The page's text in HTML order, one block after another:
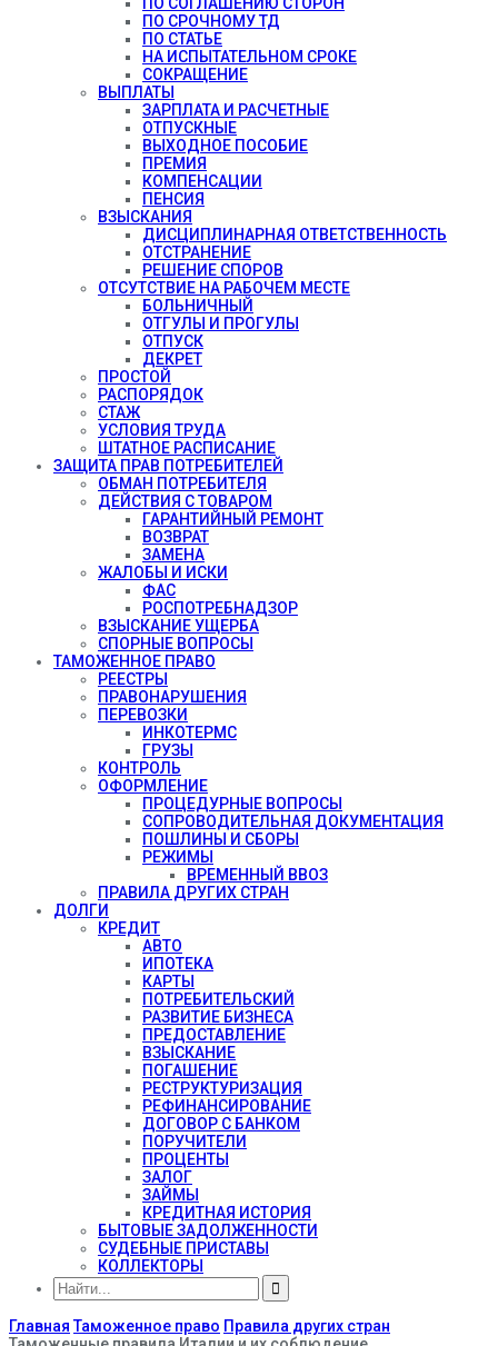
ПО СРОЧНОМУ ТД
ПО СТАТЬЕ
НА ИСПЫТАТЕЛЬНОМ СРОКЕ
СОКРАЩЕНИЕ
ВЫПЛАТЫ
ЗАРПЛАТА И РАСЧЕТНЫЕ
ОТПУСКНЫЕ
ВЫХОДНОЕ ПОСОБИЕ
ПРЕМИЯ
КОМПЕНСАЦИИ
ПЕНСИЯ
ВЗЫСКАНИЯ
ДИСЦИПЛИНАРНАЯ ОТВЕТСТВЕННОСТЬ
ОТСТРАНЕНИЕ
РЕШЕНИЕ СПОРОВ
ОТСУТСТВИЕ НА РАБОЧЕМ МЕСТЕ
БОЛЬНИЧНЫЙ
ОТГУЛЫ И ПРОГУЛЫ
ОТПУСК
ДЕКРЕТ
ПРОСТОЙ
РАСПОРЯДОК
СТАЖ
УСЛОВИЯ ТРУДА
ШТАТНОЕ РАСПИСАНИЕ
ЗАЩИТА ПРАВ ПОТРЕБИТЕЛЕЙ
ОБМАН ПОТРЕБИТЕЛЯ
ДЕЙСТВИЯ С ТОВАРОМ
ГАРАНТИЙНЫЙ РЕМОНТ
ВОЗВРАТ
ЗАМЕНА
ЖАЛОБЫ И ИСКИ
ФАС
РОСПОТРЕБНАДЗОР
ВЗЫСКАНИЕ УЩЕРБА
СПОРНЫЕ ВОПРОСЫ
ТАМОЖЕННОЕ ПРАВО
РЕЕСТРЫ
ПРАВОНАРУШЕНИЯ
ПЕРЕВОЗКИ
ИНКОТЕРМС
ГРУЗЫ
КОНТРОЛЬ
ОФОРМЛЕНИЕ
ПРОЦЕДУРНЫЕ ВОПРОСЫ
СОПРОВОДИТЕЛЬНАЯ ДОКУМЕНТАЦИЯ
ПОШЛИНЫ И СБОРЫ
РЕЖИМЫ
ВРЕМЕННЫЙ ВВОЗ
ПРАВИЛА ДРУГИХ СТРАН
ДОЛГИ
КРЕДИТ
АВТО
ИПОТЕКА
КАРТЫ
ПОТРЕБИТЕЛЬСКИЙ
РАЗВИТИЕ БИЗНЕСА
ПРЕДОСТАВЛЕНИЕ
ВЗЫСКАНИЕ
ПОГАШЕНИЕ
РЕСТРУКТУРИЗАЦИЯ
РЕФИНАНСИРОВАНИЕ
ДОГОВОР С БАНКОМ
ПОРУЧИТЕЛИ
ПРОЦЕНТЫ
ЗАЛОГ
ЗАЙМЫ
КРЕДИТНАЯ ИСТОРИЯ
БЫТОВЫЕ ЗАДОЛЖЕННОСТИ
СУДЕБНЫЕ ПРИСТАВЫ
КОЛЛЕКТОРЫ
Главная Таможенное право Правила других стран